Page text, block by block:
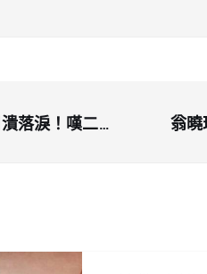
落淚！嘆二度
翁曉